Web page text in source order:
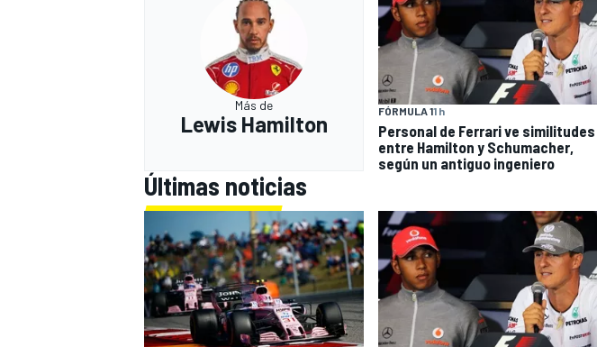
Más de
Lewis Hamilton
FÓRMULA 11 h
Personal de Ferrari ve similitudes
entre Hamilton y Schumacher,
según un antiguo ingeniero
Últimas noticias